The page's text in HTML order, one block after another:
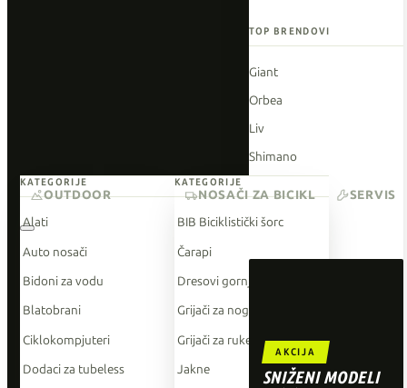
TOP BRENDOVI
Giant
Orbea
Liv
Shimano
O'Neal
AKCIJA
SNIŽENI MODELI
KATEGORIJE
Alati
Auto nosači
Bidoni za vodu
Blatobrani
Ciklokompjuteri
Dodaci za tubeless
KATEGORIJE
BIB Biciklistički šorc
Čarapi
Dresovi gornji dio
Grijači za noge
Grijači za ruke
Jakne
OUTDOOR NOSAČI ZA BICIKL SERVIS